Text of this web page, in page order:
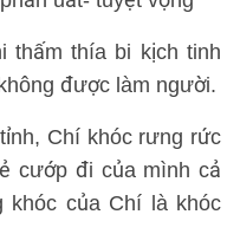
thấm thía bi kịch tinh
được làm người.
Chí khóc rưng rức
cướp đi của mình cả
khóc của Chí là khóc